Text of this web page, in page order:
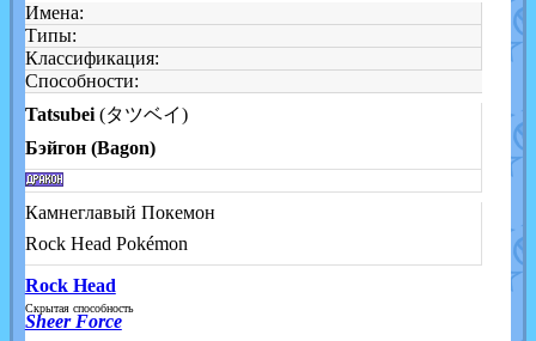
Имена:
Типы:
Классификация:
Способности:
Tatsubei(タツベイ)
Бэйгон (Bagon)
Камнеглавый Покемон
Rock Head Pokémon
Rock Head
Скрытая способность
Sheer Force